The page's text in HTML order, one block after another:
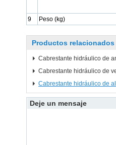
9 Peso (kg)
Productos relacionados
Cabrestante hidráulico de
Cabrestante hidráulico de
Cabrestante hidráulico de
Deje un mensaje